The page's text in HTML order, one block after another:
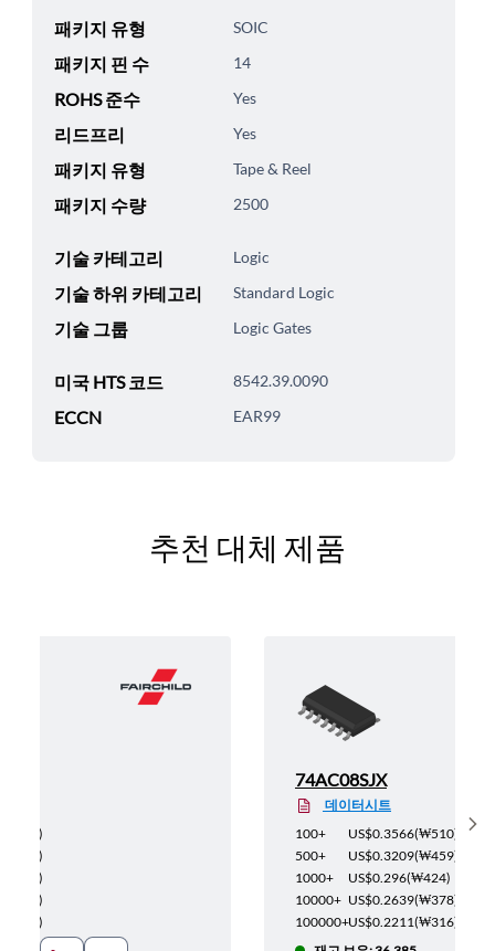
패키지 유형 SOIC
패키지 핀 수 14
ROHS 준수 Yes
리드프리 Yes
패키지 유형 Tape & Reel
패키지 수량 2500
기술 카테고리 Logic
기술 하위 카테고리 Standard Logic
기술 그룹 Logic Gates
미국 HTS 코드 8542.39.0090
ECCN EAR99
추천 대체 제품
)
)
)
)
)
74AC08SJX
데이터시트
100+
US$0.3566(₩510)
500+
US$0.3209(₩459)
1000+
US$0.296(₩424)
10000+ US$0.2639(₩378)
100000+US$0.2211(₩316)